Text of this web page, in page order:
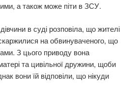
а також може піти в ЗСУ.
в суді розповіла, що жителі
на обвинуваченого, що
З цього приводу вона
та цивільної дружини, щоби
вони їй відповіли, що нікуди